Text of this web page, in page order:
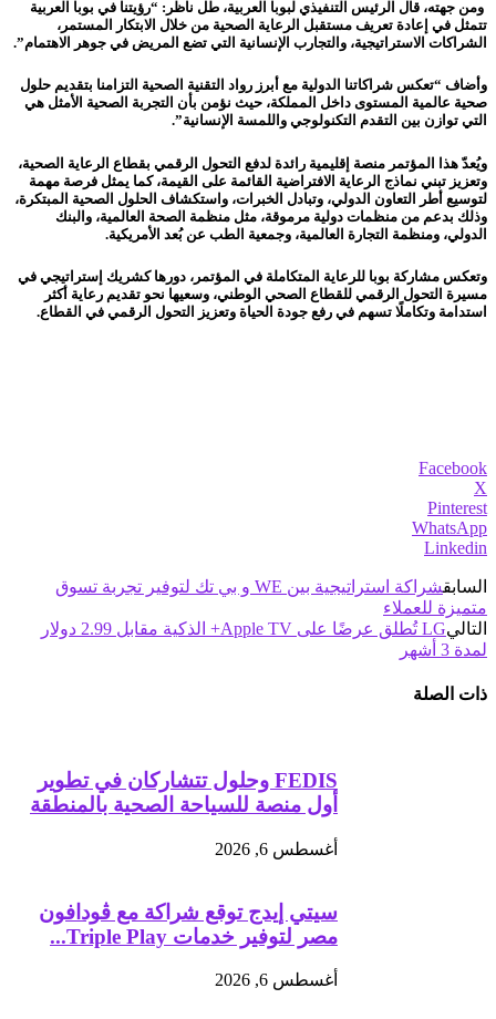
ومن جهته، قال الرئيس التنفيذي لبوبا العربية، طل ناظر: “رؤيتنا في بوبا العربية
تتمثل في إعادة تعريف مستقبل الرعاية الصحية من خلال الابتكار المستمر،
الشراكات الاستراتيجية، والتجارب الإنسانية التي تضع المريض في جوهر الاهتمام”.
وأضاف “تعكس شراكاتنا الدولية مع أبرز رواد التقنية الصحية التزامنا بتقديم حلول
صحية عالمية المستوى داخل المملكة، حيث نؤمن بأن التجربة الصحية الأمثل هي
التي توازن بين التقدم التكنولوجي واللمسة الإنسانية”.
ويُعدّ هذا المؤتمر منصة إقليمية رائدة لدفع التحول الرقمي بقطاع الرعاية الصحية،
وتعزيز تبني نماذج الرعاية الافتراضية القائمة على القيمة، كما يمثل فرصة مهمة
لتوسيع أطر التعاون الدولي، وتبادل الخبرات، واستكشاف الحلول الصحية المبتكرة،
وذلك بدعم من منظمات دولية مرموقة، مثل منظمة الصحة العالمية، والبنك
الدولي، ومنظمة التجارة العالمية، وجمعية الطب عن بُعد الأمريكية.
وتعكس مشاركة بوبا للرعاية المتكاملة في المؤتمر، دورها كشريك إستراتيجي في
مسيرة التحول الرقمي للقطاع الصحي الوطني، وسعيها نحو تقديم رعاية أكثر
استدامة وتكاملًا تسهم في رفع جودة الحياة وتعزيز التحول الرقمي في القطاع.
Facebook
X
Pinterest
WhatsApp
Linkedin
السابق
شراكة استراتيجية بين WE و بي تك لتوفير تجربة تسوق
متميزة للعملاء
التالي
LG تُطلق عرضًا على Apple TV+ الذكية مقابل 2.99 دولار
لمدة 3 أشهر
ذات الصلة
FEDIS وحلول تتشاركان في تطوير
أول منصة للسياحة الصحية بالمنطقة
أغسطس 6, 2026
سيتي إيدج توقع شراكة مع ڤودافون
مصر لتوفير خدمات Triple Play...
أغسطس 6, 2026